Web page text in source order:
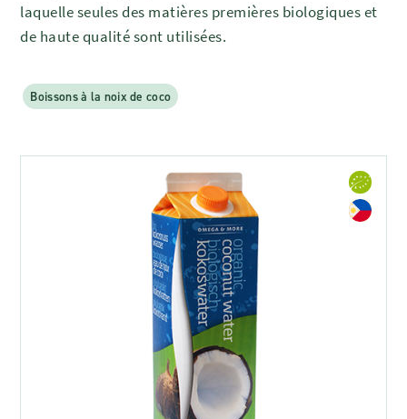
laquelle seules des matières premières biologiques et
de haute qualité sont utilisées.
Boissons à la noix de coco